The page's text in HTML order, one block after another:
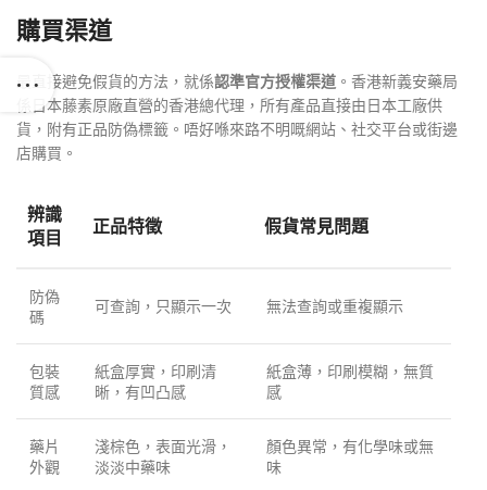
購買渠道
最直接避免假貨的方法，就係認準官方授權渠道 。香港新義安藥局
係日本藤素原廠直營的香港總代理，所有產品直接由日本工廠供
貨，附有正品防偽標籤。唔好喺來路不明嘅網站、社交平台或街邊
店購買。
辨識
項目
正品特徵 假貨常見問題
防偽
碼
可查詢，只顯示一次 無法查詢或重複顯示
包裝
質感
紙盒厚實，印刷清
晰，有凹凸感
紙盒薄，印刷模糊，無質
感
藥片
外觀
淺棕色，表面光滑，
淡淡中藥味
顏色異常，有化學味或無
味